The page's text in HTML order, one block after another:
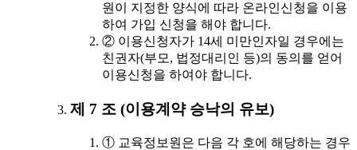
원이 지정한 양식에 따라 온라인신청을 이용
하여 가입 신청을 해야 합니다.
② 이용신청자가 14세 미만인자일 경우에는
친권자(부모, 법정대리인 등)의 동의를 얻어
이용신청을 하여야 합니다.
제 7 조 (이용계약 승낙의 유보)
① 교육정보원은 다음 각 호에 해당하는 경우